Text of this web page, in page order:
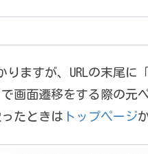
りますが、URLの末尾
画面遷移をする際の元
たときは トップページ